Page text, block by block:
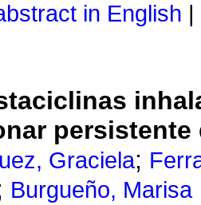
in English
Graciela;
Burgueño, Marisa